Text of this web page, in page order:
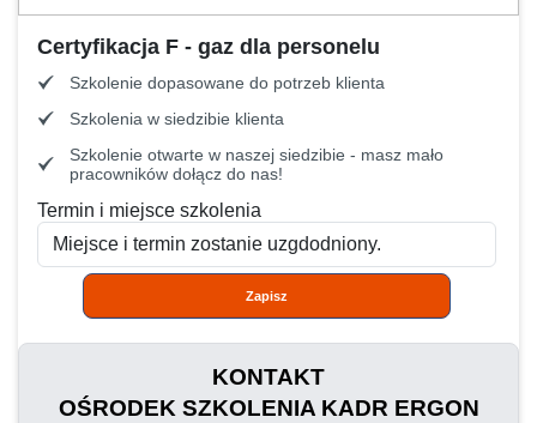
Certyfikacja F - gaz dla personelu
Szkolenie dopasowane do potrzeb klienta
Szkolenia w siedzibie klienta
Szkolenie otwarte w naszej siedzibie - masz mało
pracowników dołącz do nas!
Termin i miejsce szkolenia
Zapisz
KONTAKT
OŚRODEK SZKOLENIA KADR ERGON